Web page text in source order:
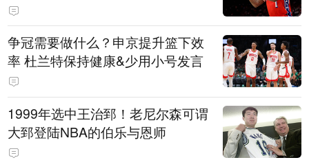
争冠需要做什么？申京提升篮下效
率 杜兰特保持健康&少用小号发言
1999年选中王治郅！老尼尔森可谓
大郅登陆NBA的伯乐与恩师